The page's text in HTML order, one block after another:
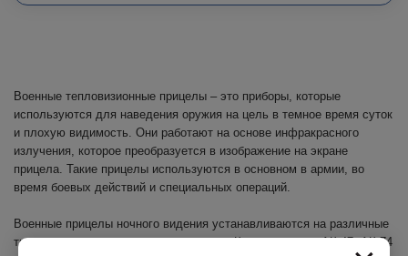
Военные тепловизионные прицелы – это приборы, которые
используются для наведения оружия на цель в темное время суток
и плохую видимость. Они работают на основе инфракрасного
излучения, которое преобразуется в изображение на экране
прицела. Такие прицелы используются в основном в армии, во
время боевых действий и специальных операций.
Военные прицелы ночного видения устанавливаются на различные
типы оружия, в том числе на автоматы Калашникова – АК-47, АК-74